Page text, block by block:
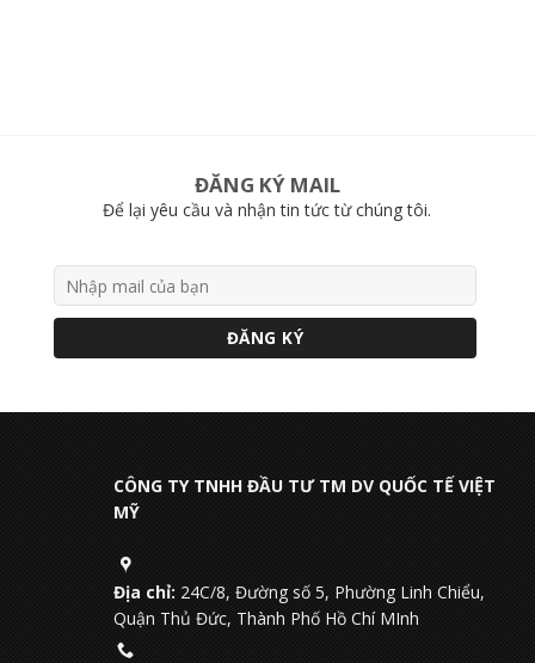
ĐĂNG KÝ MAIL
Để lại yêu cầu và nhận tin tức từ chúng tôi.
CÔNG TY TNHH ĐẦU TƯ TM DV QUỐC TẾ VIỆT
MỸ
Địa chỉ: 24C/8, Đường số 5, Phường Linh Chiểu,
Quận Thủ Đức, Thành Phố Hồ Chí MInh